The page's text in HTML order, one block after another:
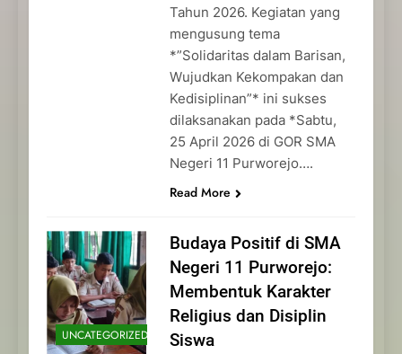
Tahun 2026. Kegiatan yang
mengusung tema
*”Solidaritas dalam Barisan,
Wujudkan Kekompakan dan
Kedisiplinan”* ini sukses
dilaksanakan pada *Sabtu,
25 April 2026 di GOR SMA
Negeri 11 Purworejo….
Read More
UNCATEGORIZED
Budaya Positif di SMA
Negeri 11 Purworejo:
Membentuk Karakter
Religius dan Disiplin
Siswa